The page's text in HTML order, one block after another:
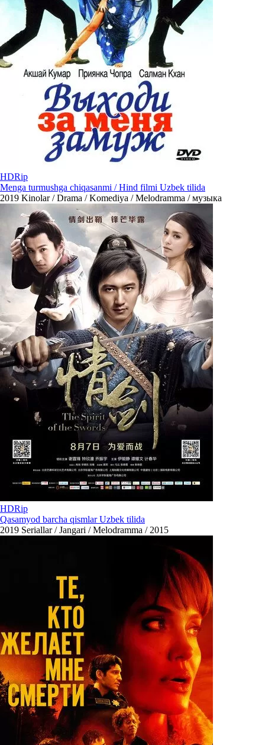
HDRip
Menga turmushga chiqasanmi / Hind filmi Uzbek tilida
2019 Kinolar / Drama / Komediya / Melodramma / музыка
HDRip
Qasamyod barcha qismlar Uzbek tilida
2019 Seriallar / Jangari / Melodramma / 2015